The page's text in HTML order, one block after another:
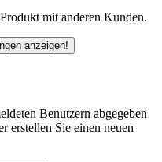
technische Datenblatt.
dient zur unverbindlichen
Sie entbinden nicht davon, die
mit anderen Kunden.
anzeigen!
Benutzern abgegeben
erstellen Sie einen neuen